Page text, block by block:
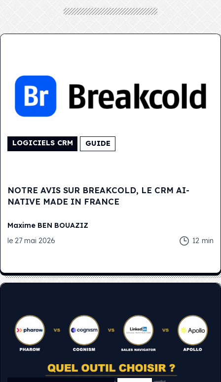
LOGICIELS CRM GUIDE
NOTRE AVIS SUR BREAKCOLD, LE CRM AI-
NATIVE MADE IN FRANCE
Maxime BEN BOUAZIZ
le27 mai 2026 12 min